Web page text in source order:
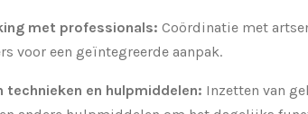
met professionals: Coördinatie met
voor een geïntegreerde aanpak.
technieken en hulpmiddelen: Inzetten van